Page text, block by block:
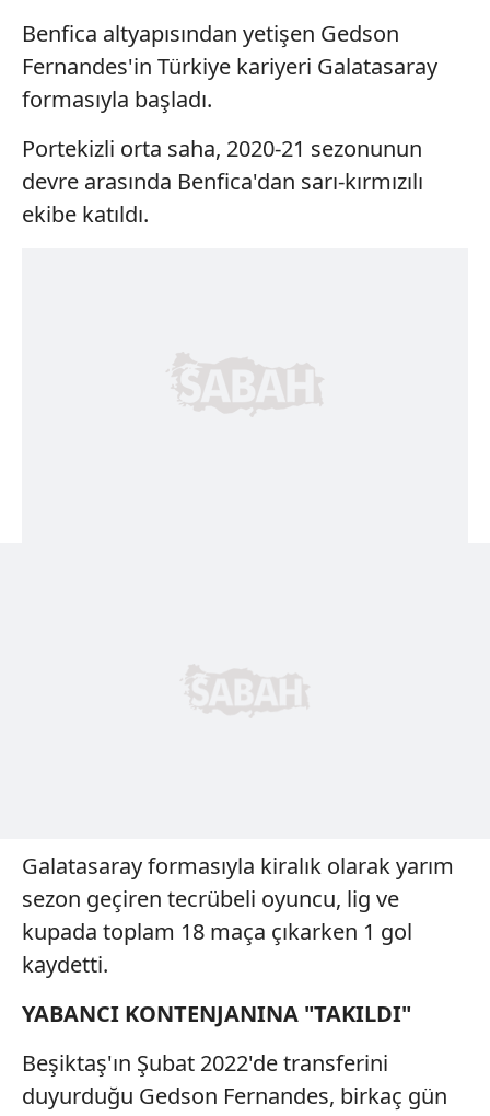
Benfica altyapısından yetişen Gedson
Fernandes'in Türkiye kariyeri Galatasaray
formasıyla başladı.
Portekizli orta saha, 2020-21 sezonunun
devre arasında Benfica'dan sarı-kırmızılı
ekibe katıldı.
Galatasaray formasıyla kiralık olarak yarım
sezon geçiren tecrübeli oyuncu, lig ve
kupada toplam 18 maça çıkarken 1 gol
kaydetti.
YABANCI KONTENJANINA "TAKILDI"
Beşiktaş'ın Şubat 2022'de transferini
duyurduğu Gedson Fernandes, birkaç gün